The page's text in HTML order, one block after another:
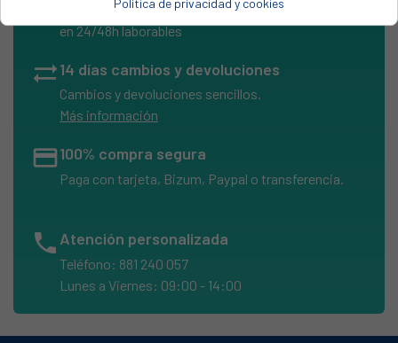
Entrega rápida en península
en 24/48h laborables
sync_alt14 días cambios y devoluciones
Cambios y devoluciones sencillos.
Más información
credit_card100% compra segura
Paga con tarjeta, Bizum, Paypal o transferencia.
phone Atención personalizada
Teléfono: 881 240 057
Lunes a Viernes: 09:00 - 14:00
Política de privacidad y cookies